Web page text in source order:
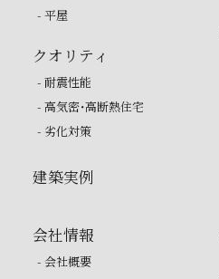
- 平屋
クオリティ
- 耐震性能
- 高気密・高断熱住宅
- 劣化対策
建築実例
会社情報
- 会社概要